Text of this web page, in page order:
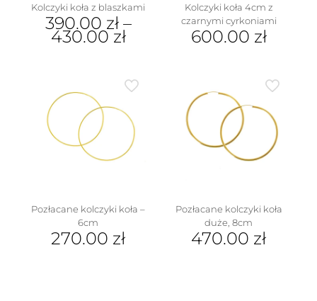
Kolczyki koła z blaszkami
390.00 zł–
430.00 zł
wiele
wariantów.
Opcje
można
wybrać
na
Kolczyki koła 4cm z
czarnymi cyrkoniami
600.00 zł
Pozłacane kolczyki koła –
6cm
270.00 zł
Pozłacane kolczyki koła
duże, 8cm
470.00 zł